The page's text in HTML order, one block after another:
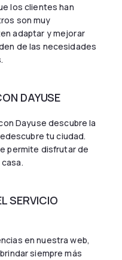
los clientes han
son muy
adaptar y mejorar
de las necesidades
DAYUSE
Dayuse descubre la
tu ciudad.
permite disfrutar de
SERVICIO
en nuestra web,
siempre más